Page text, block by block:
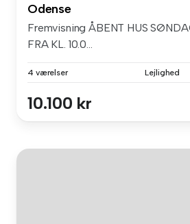
Odense
Fremvisning ÅBENT HUS
FRA KL. 10.0...
4 værelser Lejlighed
10.100 kr